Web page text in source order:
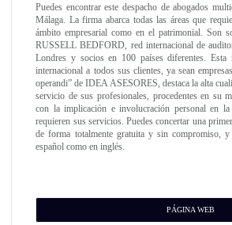
Puedes encontrar este despacho de abogados
Málaga. La firma abarca todas las áreas que
ámbito empresarial como en el patrimonial. Son
RUSSELL BEDFORD, red internacional de
Londres y socios en 100 países diferentes. Esta
internacional a todos sus clientes, ya sean
operandi” de IDEA ASESORES, destaca la alta
servicio de sus profesionales, procedentes en su
con la implicación e involucración personal en
requieren sus servicios. Puedes concertar una
de forma totalmente gratuita y sin compromiso,
español como en inglés.
PÁGINA WEB